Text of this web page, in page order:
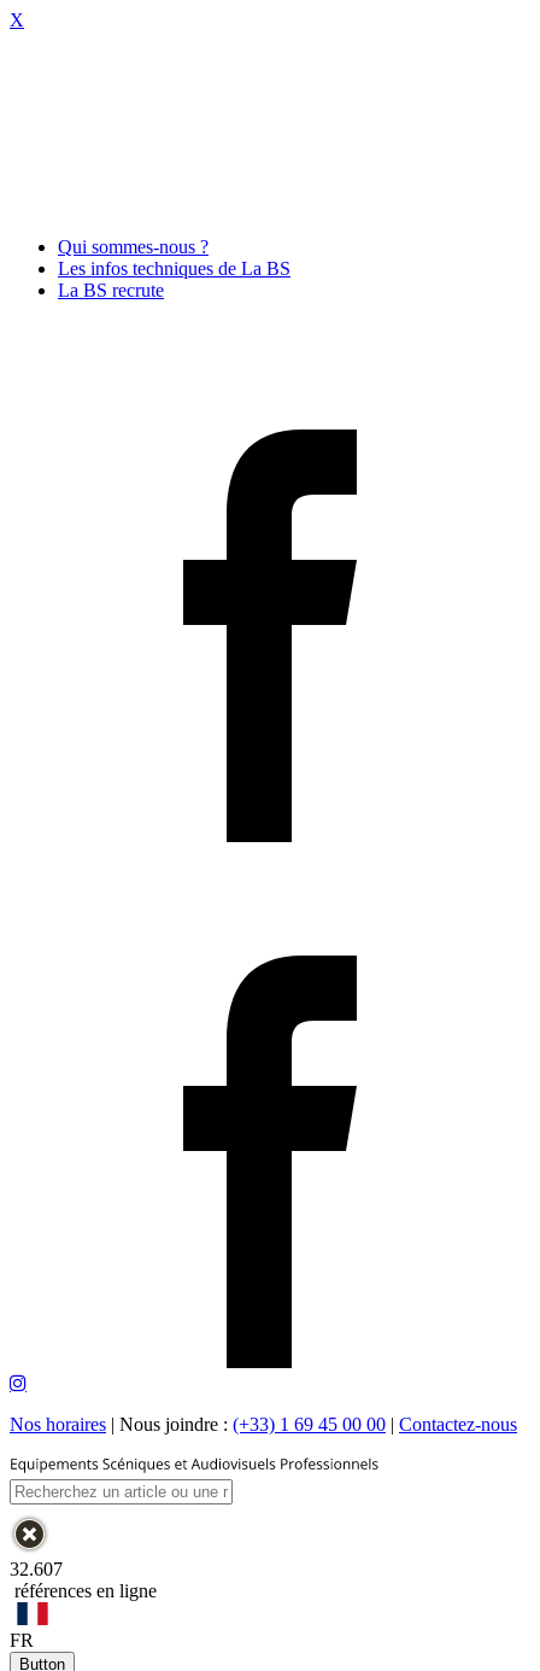
X
Qui sommes-nous ?
Les infos techniques de La BS
La BS recrute
Nos horaires | Nous joindre : (+33) 1 69 45 00 00 | Contactez-nous
32.607
références en ligne
FR